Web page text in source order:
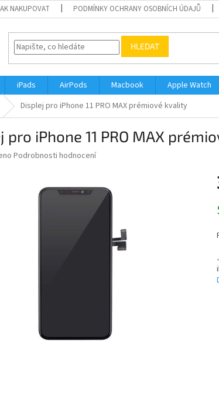
NAKUPOVAT PODMÍNKY OCHRANY OSOBNÍCH ÚDAJŮ
HLEDAT
iPads AirPods Macbook Apple Watch
Displej pro iPhone 11 PRO MAX prémiové kvality
pro iPhone 11 PRO MAX
Podrobnosti hodnocení